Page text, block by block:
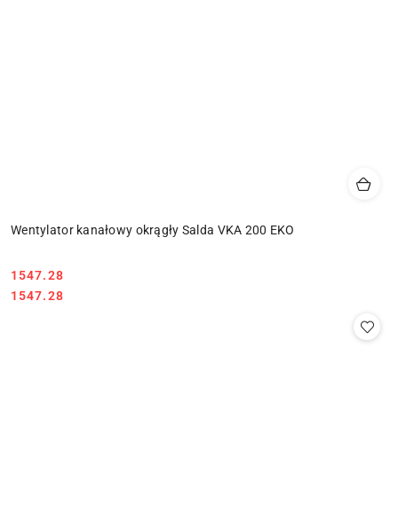
Wentylator kanałowy okrągły Salda VKA 200 EKO
Cena:
1547.28
Cena:
1547.28